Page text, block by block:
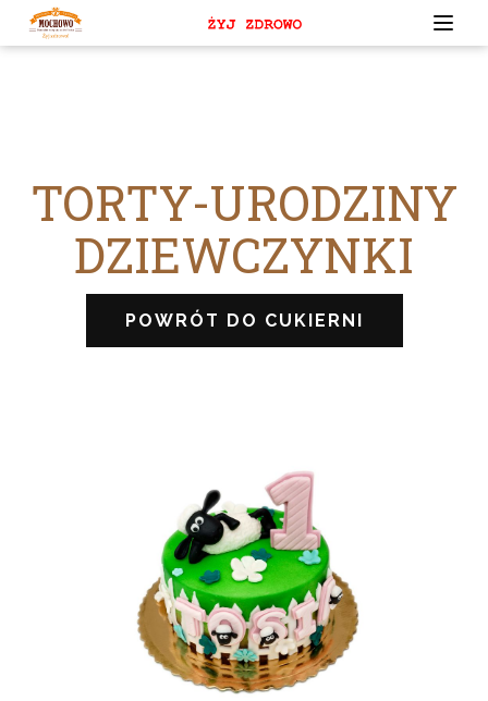
TORTY-URODZINY
DZIEWCZYNKI
POWRÓT DO CUKIERNI